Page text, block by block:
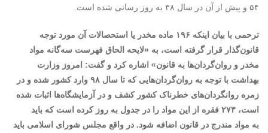
۵۴ و پیش از آن در سال ۳۸ به روز رسانی شده است.
ترحمی با بیان اینکه ۱۹۶ ماده مخدر یا استحصالات آن مورد توجه
قانون‌گذار قرار گرفته است،‌ به «لایحه الحاق فهرست سه‌گانه مواد
مخدر و روان‌گردان‌ها به قانون» اشاره کرد و گفت: امروز وزارت
بهداشت با توجه به روان‌گردان‌هایی که تا سال ۹۸ وارد کشور شده و در
زمره روانگردان‌های خطرناک کشور کشف و در آزمایشگاه‌ها اثبات شده
است، ۲۷۳ فقره از این مواد را در جدول به روز کرده است که باید
به مواد مندرج در قانون اضافه شود. در واقع مجلس شورای اسلامی باید